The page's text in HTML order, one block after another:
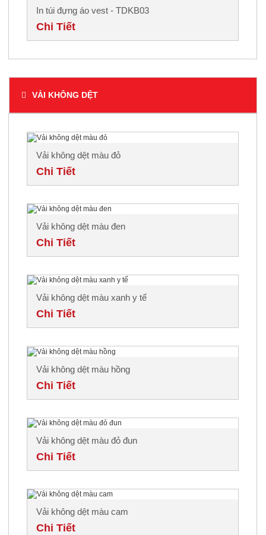
In túi đựng áo vest - TDKB03
Chi Tiết
VẢI KHÔNG DỆT
Vải không dệt màu đỏ
Chi Tiết
Vải không dệt màu đen
Chi Tiết
Vải không dệt màu xanh y tế
Chi Tiết
Vải không dệt màu hồng
Chi Tiết
Vải không dệt màu đỏ đun
Chi Tiết
Vải không dệt màu cam
Chi Tiết